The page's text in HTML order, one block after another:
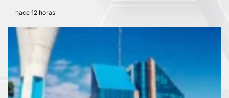
hace 12 horas